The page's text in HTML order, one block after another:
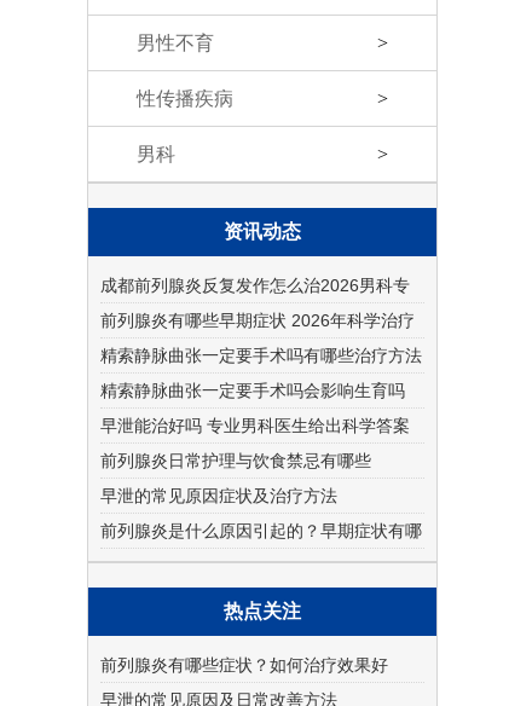
男性不育 >
性传播疾病 >
男科 >
资讯动态
成都前列腺炎反复发作怎么治2026男科专
科医院哪家好
前列腺炎有哪些早期症状 2026年科学治疗
与预防方法
精索静脉曲张一定要手术吗有哪些治疗方法
精索静脉曲张一定要手术吗会影响生育吗
早泄能治好吗 专业男科医生给出科学答案
前列腺炎日常护理与饮食禁忌有哪些
早泄的常见原因症状及治疗方法
前列腺炎是什么原因引起的？早期症状有哪
些
热点关注
前列腺炎有哪些症状？如何治疗效果好
早泄的常见原因及日常改善方法